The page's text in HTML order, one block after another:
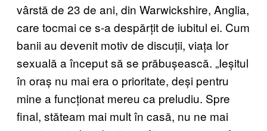
vârstă de 23 de ani, din Warwickshire, Anglia,
care tocmai ce s-a despărțit de iubitul ei. Cum
banii au devenit motiv de discuții, viața lor
sexuală a început să se prăbușească. „Ieșitul
în oraș nu mai era o prioritate, deși pentru
mine a funcționat mereu ca preludiu. Spre
final, stăteam mai mult în casă, nu ne mai